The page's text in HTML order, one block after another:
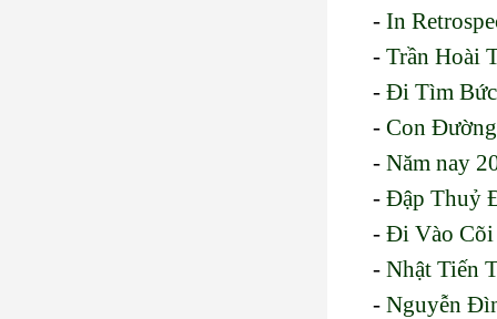
-In
-Trần Hoài
-Đi Tìm Bức
-Con
-Năm nay
-Đập Thuỷ
-Đi Vào
-Nhật Tiến
-Nguyễn